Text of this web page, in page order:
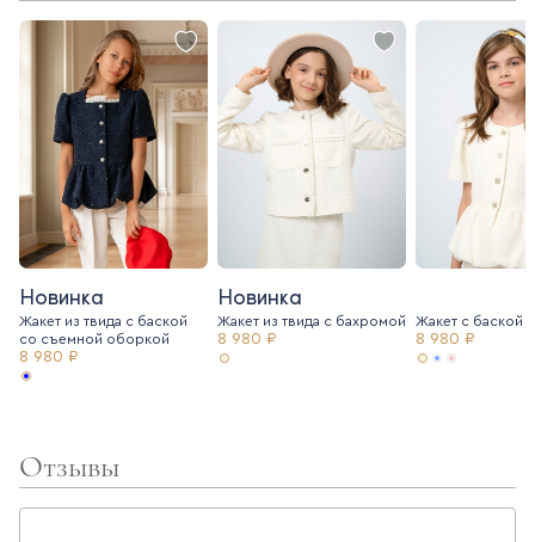
Новинка
Жакет из твида с баской
со съемной оборкой
8 980 ₽
Новинка
Жакет из твида c бахромой
8 980 ₽
Жакет с баской
8 980 ₽
Отзывы